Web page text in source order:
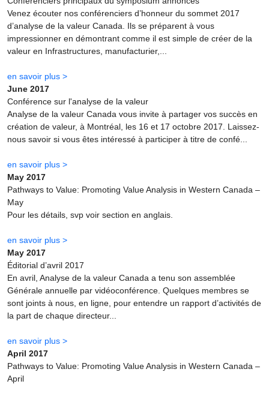
Venez écouter nos conférenciers d’honneur du sommet 2017
d’analyse de la valeur Canada. Ils se préparent à vous
impressionner en démontrant comme il est simple de créer de la
valeur en Infrastructures, manufacturier,...
en savoir plus >
June 2017
Conférence sur l'analyse de la valeur
Analyse de la valeur Canada vous invite à partager vos succès en
création de valeur, à Montréal, les 16 et 17 octobre 2017. Laissez-
nous savoir si vous êtes intéressé à participer à titre de confé...
en savoir plus >
May 2017
Pathways to Value: Promoting Value Analysis in Western Canada –
May
Pour les détails, svp voir section en anglais.
en savoir plus >
May 2017
Éditorial d’avril 2017
En avril, Analyse de la valeur Canada a tenu son assemblée
Générale annuelle par vidéoconférence. Quelques membres se
sont joints à nous, en ligne, pour entendre un rapport d’activités de
la part de chaque directeur...
en savoir plus >
April 2017
Pathways to Value: Promoting Value Analysis in Western Canada –
April